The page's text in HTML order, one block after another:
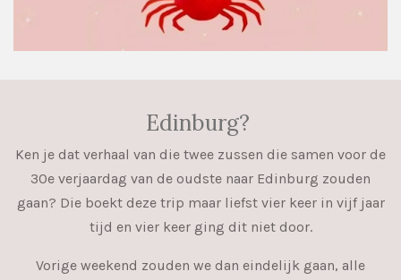
Edinburg?
Ken je dat verhaal van die twee zussen die samen voor de
30e verjaardag van de oudste naar Edinburg zouden
gaan? Die boekt deze trip maar liefst vier keer in vijf jaar
tijd en vier keer ging dit niet door.
Vorige weekend zouden we dan eindelijk gaan, alle